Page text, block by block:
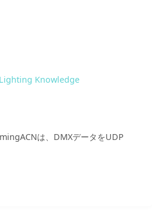
Lighting Knowledge
は、DMXデータをUDP